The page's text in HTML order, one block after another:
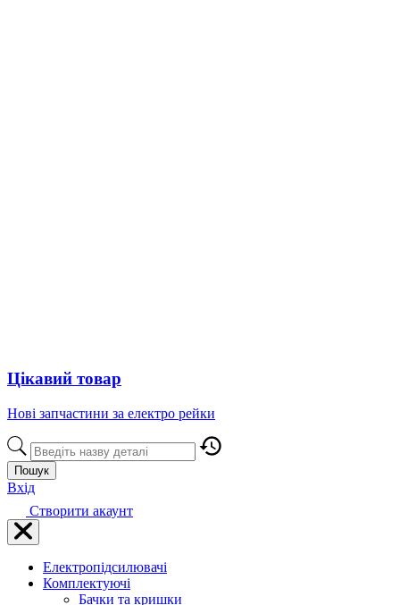
Цікавий товар
Нові запчастини за електро рейки
Пошук
Вхід
Створити акаунт
Електропідсилювачі
Комплектуючі
Бачки та кришки